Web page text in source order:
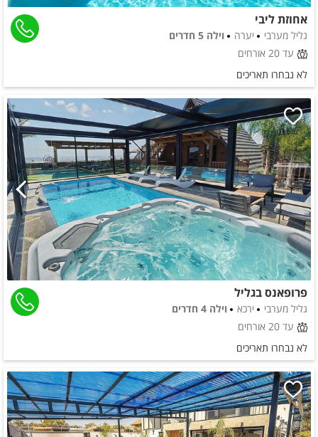
אחוזת ליבי
גליל מערבי יערה
וילה 5 חדרים
עד 20 אורחים
לא נבחרו תאריכים
פרופאנס בגליל
גליל מערבי ירכא
וילה 4 חדרים
עד 20 אורחים
לא נבחרו תאריכים